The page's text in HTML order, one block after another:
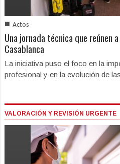
■ Actos
Una jornada técnica que reúnen
Casablanca
La iniciativa puso el foco en la
profesional y en la evolución de
VALORACIÓN Y REVISIÓN URGENTE